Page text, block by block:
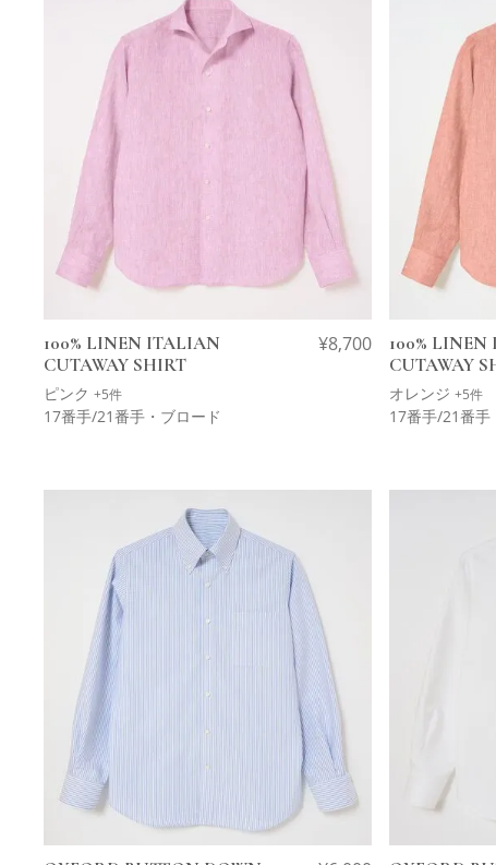
100% LINEN ITALIAN
CUTAWAY SHIRT
ピンク +5件
¥8,700
17番手/21番手・ブロード
100%
CUTAWAY
オレンジ+5件
17番手/21番手